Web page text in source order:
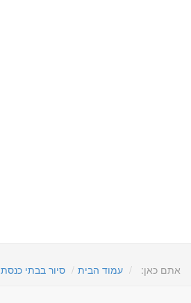
אתם כאן: עמוד הבית סיור בבתי כנסת